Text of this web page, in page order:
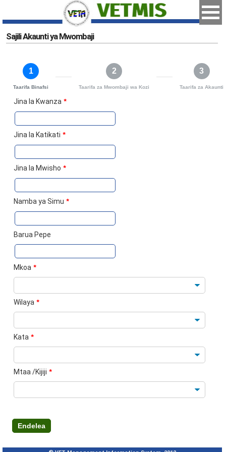
Sajili Akaunti ya Mwombaji
1
Taarifa Binafsi
2
Taarifa za Mwombaji wa Kozi
3
Taarifa za Akaunti
Jina la Kwanza *
Jina la Katikati *
Jina la Mwisho *
Namba ya Simu *
Barua Pepe
Mkoa *
Wilaya *
Kata *
Mtaa /Kijiji *